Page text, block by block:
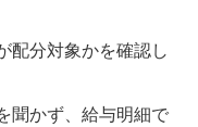
配分対象かを確認し
聞かず、給与明細で